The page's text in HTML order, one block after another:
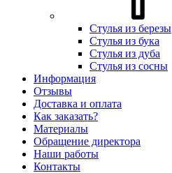
Стулья из березы
Стулья из бука
Стулья из дуба
Стулья из сосны
Информация
Отзывы
Доставка и оплата
Как заказать?
Материалы
Обращение директора
Наши работы
Контакты